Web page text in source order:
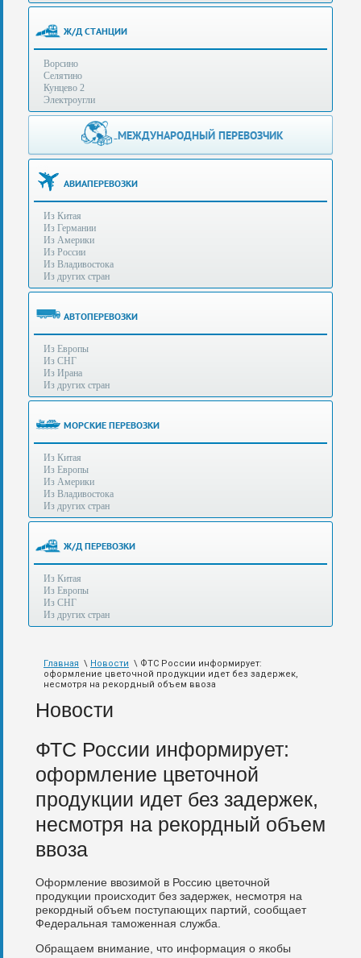
Контакты
Заказать
звонок
Сделать
запрос
Многоканальный
телефон:
(495)
788-
Бесплатные
консультации
(Без
выходных
8:00
до
21:30)
Таможенное
оформление
грузов
аэропортах
Москвы
Шереметьево,
Внуково,
также
авиа,
дороге.
Дополнительные
+7 (929) 575-
96-62
+7 (925) 104-
15-94
e-mail:info@s-standard.ru
Ж/Д СТАНЦИИ
Ворсино
Селятино
Кунцево 2
Электроугли
МЕЖДУНАРОДНЫЙ ПЕРЕВОЗЧИК
АВИАПЕРЕВОЗКИ
Из Китая
Из Германии
Из Америки
Из России
Из Владивостока
Из других стран
АВТОПЕРЕВОЗКИ
Из Европы
Из СНГ
Из Ирана
Из других стран
МОРСКИЕ ПЕРЕВОЗКИ
Из Китая
Из Европы
Из Америки
Из Владивостока
Из других стран
Ж/Д ПЕРЕВОЗКИ
Из Китая
Из Европы
Из СНГ
Из других стран
Главная \ Новости \ ФТС России информирует:
оформление цветочной продукции идет без задержек,
несмотря на рекордный объем ввоза
Новости
ФТС России информирует:
оформление цветочной
продукции идет без задержек,
несмотря на рекордный объем
ввоза
Оформление ввозимой в Россию цветочной
продукции происходит без задержек, несмотря на
рекордный объем поступающих партий, сообщает
Федеральная таможенная служба.
Обращаем внимание, что информация о якобы